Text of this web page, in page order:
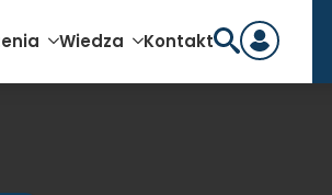
Wiedza Kontakt